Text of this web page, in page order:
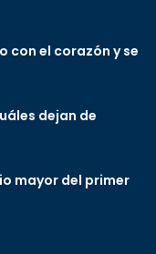
con el corazón y se
dejan de
mayor del primer